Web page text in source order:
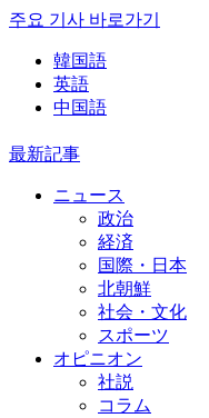
주요 기사 바로가기
韓国語
英語
中国語
最新記事
ニュース
政治
経済
国際・日本
北朝鮮
社会・文化
スポーツ
オピニオン
社説
コラム